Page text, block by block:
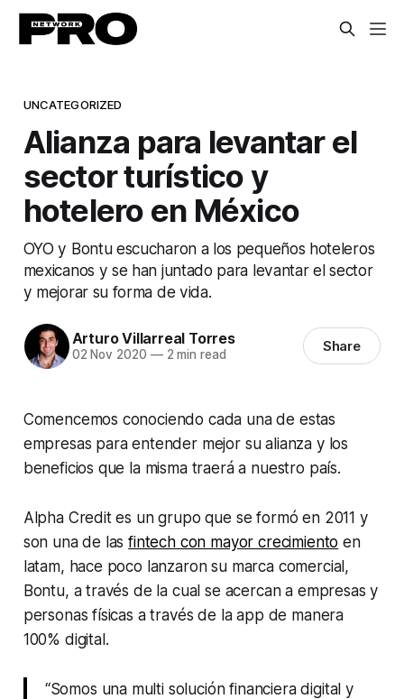
UNCATEGORIZED
Alianza para levantar el
sector turístico y
hotelero en México
OYO y Bontu escucharon a los pequeños hoteleros
mexicanos y se han juntado para levantar el sector
y mejorar su forma de vida.
Arturo Villarreal Torres
02 Nov 2020 —2 min read Share
Comencemos conociendo cada una de estas
empresas para entender mejor su alianza y los
beneficios que la misma traerá a nuestro país.
Alpha Credit es un grupo que se formó en 2011 y
son una de lasfintech con mayor crecimiento en
latam, hace poco lanzaron su marca comercial,
Bontu, a través de la cual se acercan a empresas y
personas físicas a través de la app de manera
100% digital.
“Somos una multi solución financiera digital y